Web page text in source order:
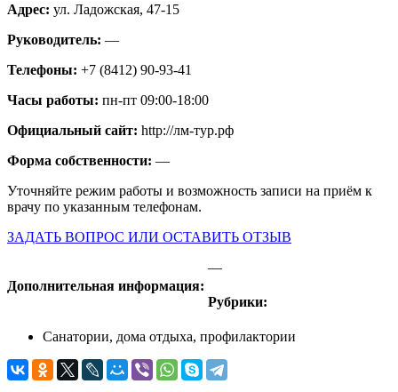
Адрес: ул. Ладожская, 47-15
Руководитель: —
Телефоны: +7 (8412) 90-93-41
Часы работы: пн-пт 09:00-18:00
Официальный сайт: http://лм-тур.рф
Форма собственности: —
Уточняйте режим работы и возможность записи на приём к
врачу по указанным телефонам.
ЗАДАТЬ ВОПРОС ИЛИ ОСТАВИТЬ ОТЗЫВ
Дополнительная информация:
—
Рубрики:
Санатории, дома отдыха, профилактории